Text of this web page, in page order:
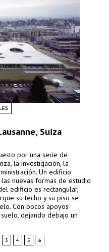
Suiza
por una serie de
la investigación, la
Un edificio
nuevas formas de estudio
edificio es rectangular,
su techo y su piso se
Con pocos apoyos
dejando debajo un
3 4 5 6